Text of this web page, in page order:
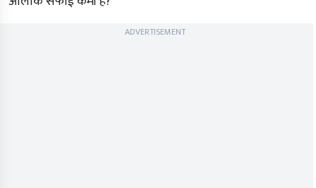
ADVERTISEMENT